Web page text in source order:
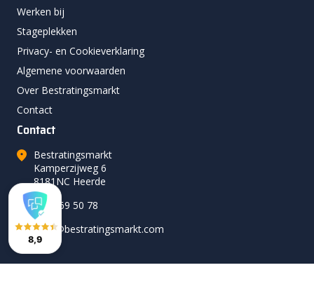
Werken bij
Stageplekken
Privacy- en Cookieverklaring
Algemene voorwaarden
Over Bestratingsmarkt
Contact
Contact
Bestratingsmarkt
Kamperzijweg 6
8181NC Heerde
0578 69 50 78
hallo@bestratingsmarkt.com
8,9